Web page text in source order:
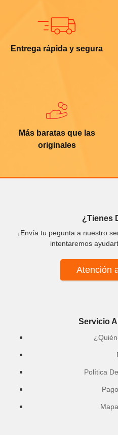
Entrega rápida y segura
Más baratas que las
originales
¿Tienes
¡Envía tu pegunta a nuestro
intentaremos
Atención
Servicio
Política